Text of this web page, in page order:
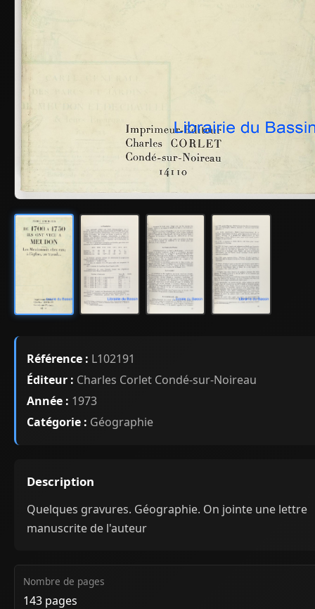
Référence : L102191
Éditeur : Charles Corlet Condé-sur-Noireau
Année : 1973
Catégorie : Géographie
Description
Quelques gravures. Géographie. On jointe une lettre
manuscrite de l'auteur
Nombre de pages
143 pages